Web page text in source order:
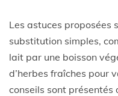
Les astuces proposées
substitution simples,
lait par une boisson
d’herbes fraîches pour
conseils sont présentés